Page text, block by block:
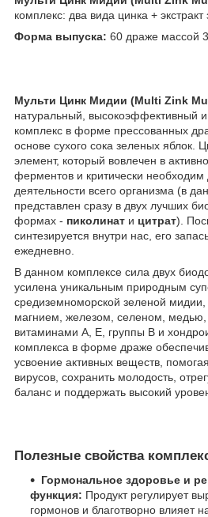
комплекс: два вида цинка +
Форма выпуска: 60 драже массой
Мульти Цинк Мидии (Multi Zink
натуральный, высокоэффективный
комплекс в форме прессованных
основе сухого сока зеленых яблок.
элемент, который вовлечен в
ферментов и критически
деятельности всего организма (в
представлен сразу в двух лучших
формах - пиколинат и цитрат).
синтезируется внутри нас, его
ежедневно.
В данном комплексе сила двух
усилена уникальным природным
средиземноморской зеленой
магнием, железом, селеном, медью,
витаминами А, Е, группы В и
комплекса в форме драже
усвоение активных веществ,
вирусов, сохранить молодость,
баланс и поддержать высокий
Полезные свойства
Гормональное здоровье и
функция: Продукт регулирует
гормонов и благотворно влияет